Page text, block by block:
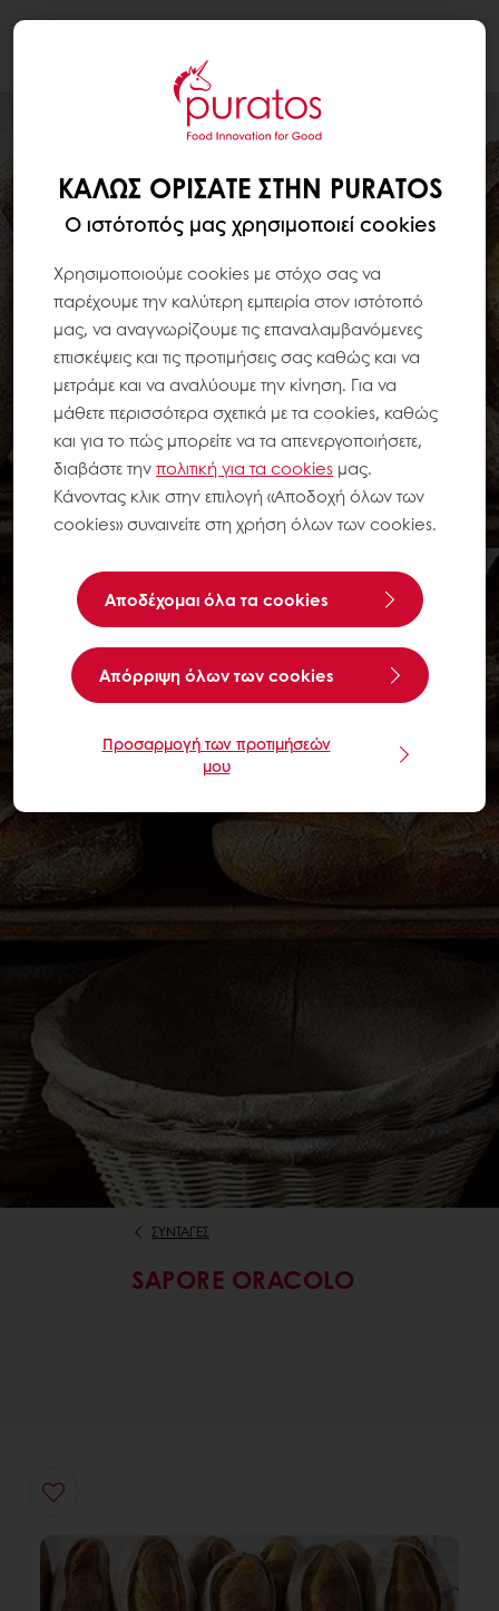
ΣΥΝΤΑΓΕΣ
SAPORE ORACOLO
ΚΑΛΏΣ ΟΡΊΣΑΤΕ ΣΤΗΝ PURATOS
Ο ιστότοπός μας χρησιμοποιεί cookies
Χρησιμοποιούμε cookies με στόχο σας να
παρέχουμε την καλύτερη εμπειρία στον ιστότοπό
μας, να αναγνωρίζουμε τις επαναλαμβανόμενες
επισκέψεις και τις προτιμήσεις σας καθώς και να
μετράμε και να αναλύουμε την κίνηση. Για να
μάθετε περισσότερα σχετικά με τα cookies, καθώς
και για το πώς μπορείτε να τα απενεργοποιήσετε,
διαβάστε τηνπολιτική για τα cookies μας.
Κάνοντας κλικ στην επιλογή «Αποδοχή όλων των
cookies» συναινείτε στη χρήση όλων των cookies.
Αποδέχομαι όλα τα cookies
Aπόρριψη όλων των cookies
Προσαρμογή των προτιμήσεών
μου